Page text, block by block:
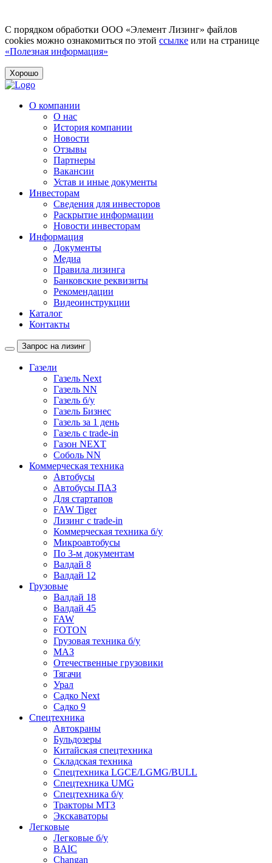
С порядком обработки ООО «Элемент Лизинг» файлов
cookies можно ознакомиться по этой ссылке или на странице
«Полезная информация»
Хорошо
О компании
О нас
История компании
Новости
Отзывы
Партнеры
Вакансии
Устав и иные документы
Инвесторам
Сведения для инвесторов
Раскрытие информации
Новости инвесторам
Информация
Документы
Медиа
Правила лизинга
Банковские реквизиты
Рекомендации
Видеоинструкции
Каталог
Контакты
Запрос на лизинг
Газели
Газель Next
Газель NN
Газель б/у
Газель Бизнес
Газель за 1 день
Газель с trade-in
Газон NEXT
Соболь NN
Коммерческая техника
Автобусы
Автобусы ПАЗ
Для стартапов
FAW Tiger
Лизинг с trade-in
Коммерческая техника б/у
Микроавтобусы
По 3-м документам
Валдай 8
Валдай 12
Грузовые
Валдай 18
Валдай 45
FAW
FOTON
Грузовая техника б/у
МАЗ
Отечественные грузовики
Тягачи
Урал
Садко Next
Садко 9
Спецтехника
Автокраны
Бульдозеры
Китайская спецтехника
Складская техника
Спецтехника LGCE/LGMG/BULL
Спецтехника UMG
Спецтехника б/у
Тракторы МТЗ
Экскаваторы
Легковые
Легковые б/у
BAIC
Changan